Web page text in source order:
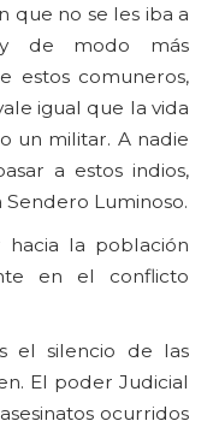
que no se les iba a
y de modo más
estos comuneros,
igual que la vida
un militar. A nadie
a estos indios,
Luminoso.
hacia la población
en el conflicto
el silencio de las
El poder Judicial
ocurridos